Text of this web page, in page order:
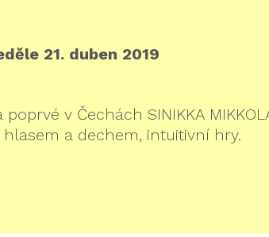
21. duben 2019
poprvé v Čechách SINIKKA
a dechem, intuitivní hry.